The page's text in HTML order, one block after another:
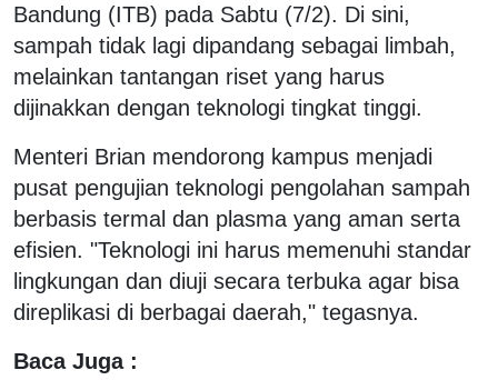
Bandung (ITB) pada Sabtu (7/2). Di sini,
sampah tidak lagi dipandang sebagai limbah,
melainkan tantangan riset yang harus
dijinakkan dengan teknologi tingkat tinggi.
Menteri Brian mendorong kampus menjadi
pusat pengujian teknologi pengolahan sampah
berbasis termal dan plasma yang aman serta
efisien. "Teknologi ini harus memenuhi standar
lingkungan dan diuji secara terbuka agar bisa
direplikasi di berbagai daerah," tegasnya.
Baca Juga :